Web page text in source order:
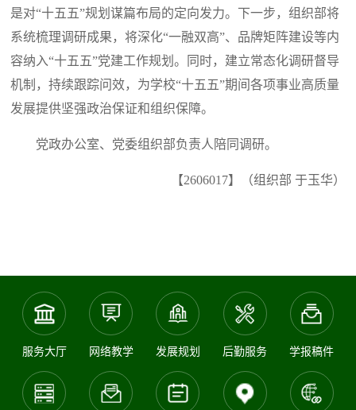
是对“十五五”规划谋篇布局的定向发力。下一步，组织部将
系统梳理调研成果，将深化“一融双高”、品牌矩阵建设等内
容纳入“十五五”党建工作规划。同时，建立常态化调研督导
机制，持续跟踪问效，为学校“十五五”期间各项事业高质量
发展提供坚强政治保证和组织保障。
党政办公室、党委组织部负责人陪同调研。
【2606017】（组织部 于玉华）
服务大厅 网络教学 发展规划 后勤服务 学报稿件